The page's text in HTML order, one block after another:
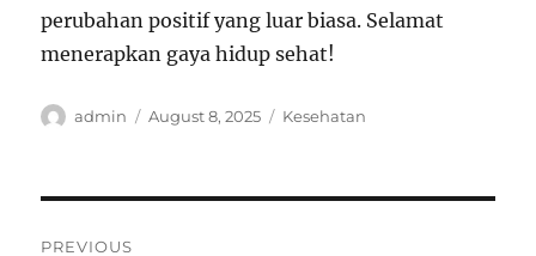
perubahan positif yang luar biasa. Selamat
menerapkan gaya hidup sehat!
Author
admin
Posted
August 8, 2025 Categories
Kesehatan
PREVIOUS